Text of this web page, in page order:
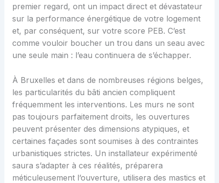
premier regard, ont un impact direct et dévastateur
sur la performance énergétique de votre logement
et, par conséquent, sur votre score PEB. C’est
comme vouloir boucher un trou dans un seau avec
une seule main : l’eau continuera de s’échapper.
À Bruxelles et dans de nombreuses régions belges,
les particularités du bâti ancien compliquent
fréquemment les interventions. Les murs ne sont
pas toujours parfaitement droits, les ouvertures
peuvent présenter des dimensions atypiques, et
certaines façades sont soumises à des contraintes
urbanistiques strictes. Un installateur expérimenté
saura s’adapter à ces réalités, préparera
méticuleusement l’ouverture, utilisera des mastics et